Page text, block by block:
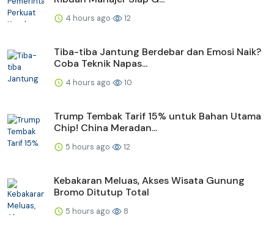
4 hours ago 12
Tiba-tiba Jantung Berdebar dan Emosi Naik?
Coba Teknik Napas...
4 hours ago 10
Trump Tembak Tarif 15% untuk Bahan Utama
Chip! China Meradan...
5 hours ago 12
Kebakaran Meluas, Akses Wisata Gunung
Bromo Ditutup Total
5 hours ago 8